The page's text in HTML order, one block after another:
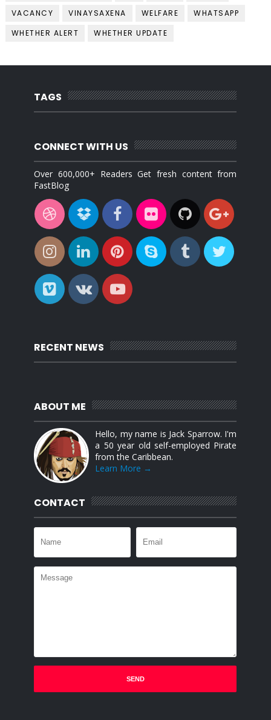
VACANCY
VINAYSAXENA WELFARE
WHATSAPP
WHETHER ALERT
WHETHER UPDATE
TAGS
CONNECT WITH US
Over 600,000+ Readers Get fresh content from
FastBlog
RECENT NEWS
ABOUT ME
Hello, my name is Jack Sparrow. I'm
a 50 year old self-employed Pirate
from the Caribbean.
Learn More →
CONTACT